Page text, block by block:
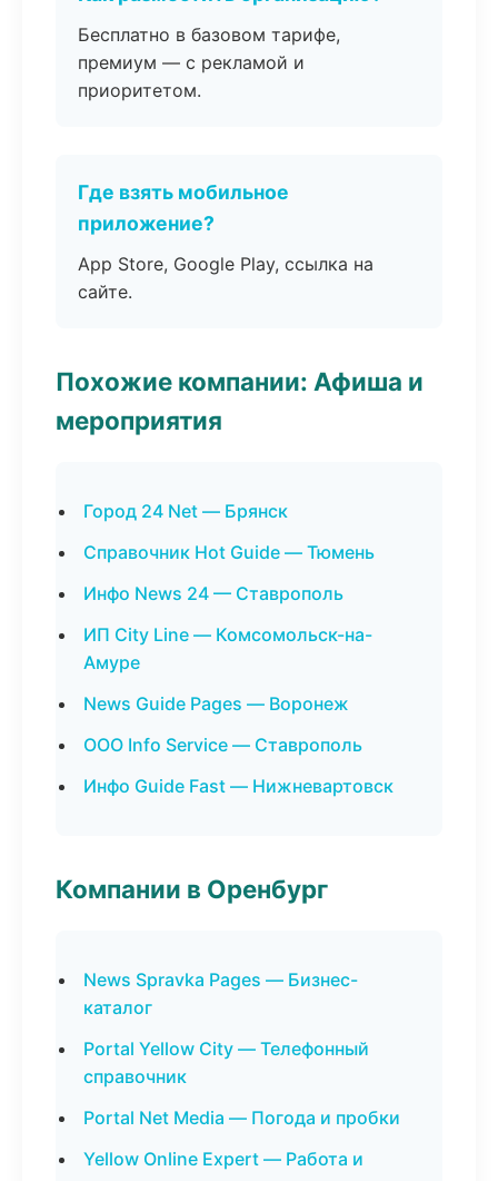
Бесплатно в базовом тарифе,
премиум — с рекламой и
приоритетом.
Где взять мобильное
приложение?
App Store, Google Play, ссылка на
сайте.
Похожие компании: Афиша и
мероприятия
Город 24 Net — Брянск
Справочник Hot Guide — Тюмень
Инфо News 24 — Ставрополь
ИП City Line — Комсомольск-на-
Амуре
News Guide Pages — Воронеж
ООО Info Service — Ставрополь
Инфо Guide Fast — Нижневартовск
Компании в Оренбург
News Spravka Pages — Бизнес-
каталог
Portal Yellow City — Телефонный
справочник
Portal Net Media — Погода и пробки
Yellow Online Expert — Работа и